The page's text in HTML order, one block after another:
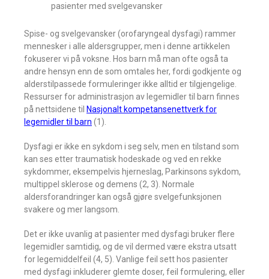
pasienter med svelgevansker
Spise- og svelgevansker (orofaryngeal dysfagi) rammer
mennesker i alle aldersgrupper, men i denne artikkelen
fokuserer vi på voksne. Hos barn må man ofte også ta
andre hensyn enn de som omtales her, fordi godkjente og
alderstilpassede formuleringer ikke alltid er tilgjengelige.
Ressurser for administrasjon av legemidler til barn finnes
på nettsidene til Nasjonalt kompetansenettverk for
legemidler til barn (1).
Dysfagi er ikke en sykdom i seg selv, men en tilstand som
kan ses etter traumatisk hodeskade og ved en rekke
sykdommer, eksempelvis hjerneslag, Parkinsons sykdom,
multippel sklerose og demens (2, 3). Normale
aldersforandringer kan også gjøre svelgefunksjonen
svakere og mer langsom.
Det er ikke uvanlig at pasienter med dysfagi bruker flere
legemidler samtidig, og de vil dermed være ekstra utsatt
for legemiddelfeil (4, 5). Vanlige feil sett hos pasienter
med dysfagi inkluderer glemte doser, feil formulering, eller